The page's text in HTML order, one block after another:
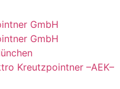
GmbH
GmbH
Kreutzpointner –AEK–